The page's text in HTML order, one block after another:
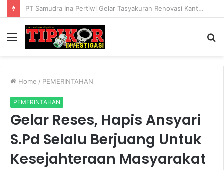
Mantan Waka Polres Lampung Barat Berikan Edukasi dan Sosialiasai ORADO
Menu
Home / PEMERINTAHAN
PEMERINTAHAN
Gelar Reses, Hapis Ansyari
S.Pd Selalu Berjuang Untuk
Kesejahteraan Masyarakat